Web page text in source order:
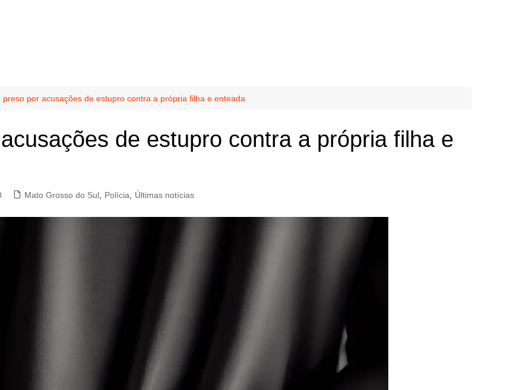
preso por acusações de estupro contra a própria filha e enteada
de estupro contra a própria filha e
Mato Grosso do Sul Polícia Últimas notícias